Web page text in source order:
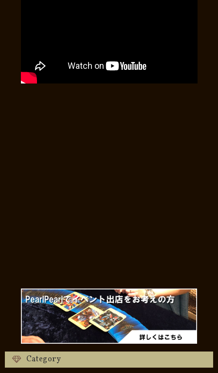
Category